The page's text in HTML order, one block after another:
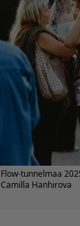
Flow-tunnelmaa
Camilla Hanhirova